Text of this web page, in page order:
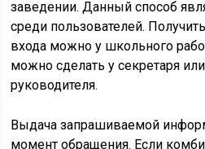
заведении. Данный способ
среди пользователей.
входа можно у школьного
можно сделать у секретаря
руководителя.
Выдача запрашиваемой
момент обращения. Если